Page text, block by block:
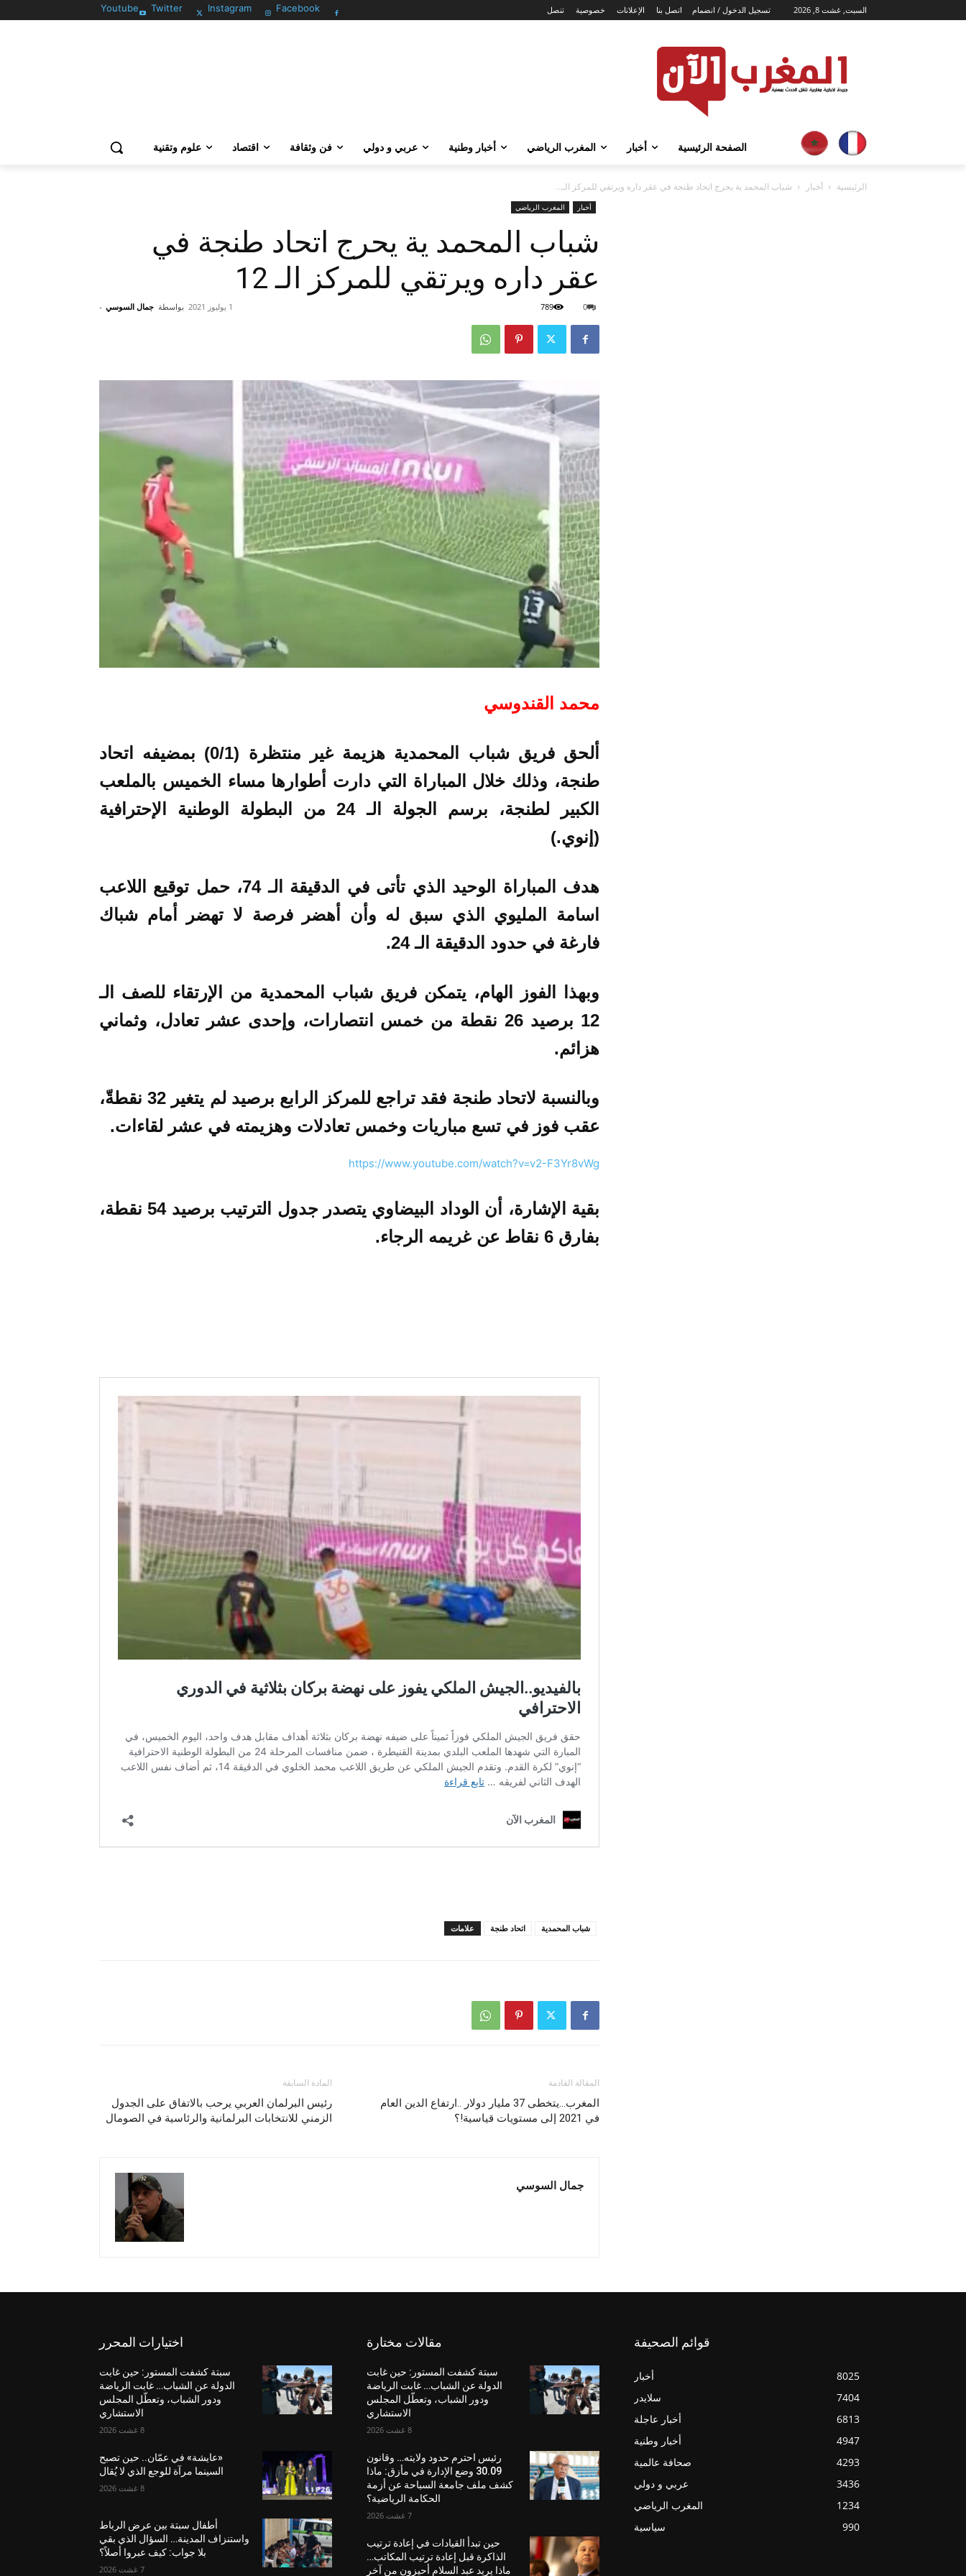
Facebook
Instagram
Twitter
Youtube السبت, غشت 8, 2026 تسجيل الدخول / انضمام تنصل خصوصية الإعلانات اتصل بنا
الصفحة الرئيسية أخبار المغرب الرياضي أخبار وطنية عربي و دولي فن وثقافة اقتصاد علوم وتقنية
الرئيسية أخبار شباب المحمد ية يحرج اتحاد طنجة في عقر داره ويرتقي للمركز الـ...
أخبار المغرب الرياضي
شباب المحمد ية يحرج اتحاد طنجة في
عقر داره ويرتقي للمركز الـ 12
بواسطة جمال السوسي - 1 يوليوز 2021 0
789
محمد القندوسي
ألحق فريق شباب المحمدية هزيمة غير منتظرة (0/1) بمضيفه اتحاد
طنجة، وذلك خلال المباراة التي دارت أطوارها مساء الخميس بالملعب
الكبير لطنجة، برسم الجولة الـ 24 من البطولة الوطنية الإحترافية
(إنوي.)
هدف المباراة الوحيد الذي تأتى في الدقيقة الـ 74، حمل توقيع اللاعب
اسامة المليوي الذي سبق له وأن أهضر فرصة لا تهضر أمام شباك
فارغة في حدود الدقيقة الـ 24.
وبهذا الفوز الهام، يتمكن فريق شباب المحمدية من الإرتقاء للصف الـ
12 برصيد 26 نقطة من خمس انتصارات، وإحدى عشر تعادل، وثماني
هزائم.
وبالنسبة لاتحاد طنجة فقد تراجع للمركز الرابع برصيد لم يتغير 32 نقطةّ،
عقب فوز في تسع مباريات وخمس تعادلات وهزيمته في عشر لقاءات.
https://www.youtube.com/watch?v=v2-F3Yr8vWg
بقية الإشارة، أن الوداد البيضاوي يتصدر جدول الترتيب برصيد 54 نقطة،
بفارق 6 نقاط عن غريمه الرجاء.
علامات اتحاد طنجة شباب المحمدية
المادة السابقة
رئيس البرلمان العربي يرحب بالاتفاق على الجدول
الزمني للانتخابات البرلمانية والرئاسية في الصومال
المقالة القادمة
المغرب…يتخطى 37 مليار دولار ..ارتفاع الدين العام
في 2021 إلى مستويات قياسية!؟
جمال السوسي
اختيارات المحرر
سبتة كشفت المستور: حين غابت
الدولة عن الشباب… غابت الرياضة
ودور الشباب، وتعطّل المجلس
الاستشاري
8 غشت 2026
«عايشة» في عمّان.. حين تصبح
السينما مرآة للوجع الذي لا يُقال
8 غشت 2026
أطفال سبتة بين عرض الرباط
واستنزاف المدينة… السؤال الذي بقي
بلا جواب: كيف عبروا أصلاً؟
7 غشت 2026
مقالات مختارة
سبتة كشفت المستور: حين غابت
الدولة عن الشباب… غابت الرياضة
ودور الشباب، وتعطّل المجلس
الاستشاري
8 غشت 2026
رئيس احترم حدود ولايته… وقانون
30.09 وضع الإدارة في مأزق: ماذا
كشف ملف جامعة السباحة عن أزمة
الحكامة الرياضية؟
7 غشت 2026
حين تبدأ القيادات في إعادة ترتيب
الذاكرة قبل إعادة ترتيب المكاتب…
ماذا يريد عبد السلام أحيزون من آخر
قوائم الصحيفة
أخبار
8025
سلايدر
7404
أخبار عاجلة
6813
أخبار وطنية
4947
صحافة عالمية
4293
عربي و دولي
3436
المغرب الرياضي
1234
سياسية
990